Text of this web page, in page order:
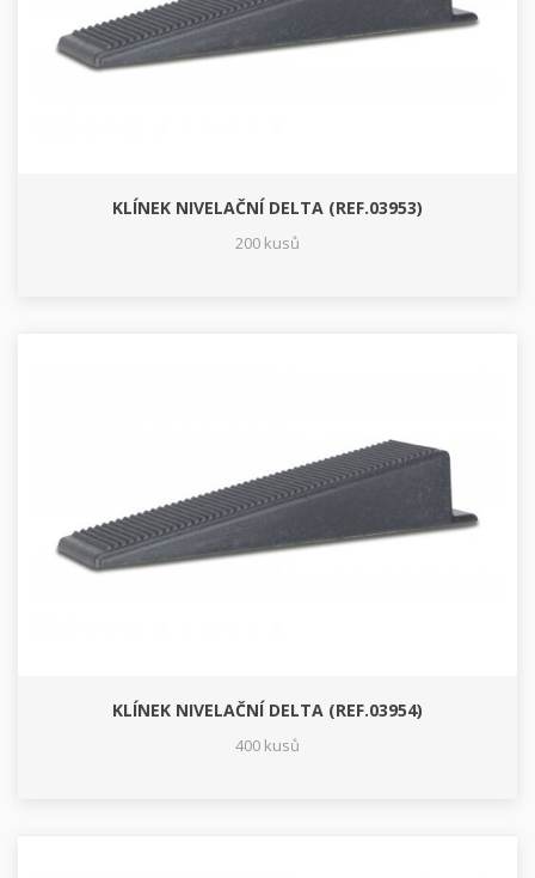
KLÍNEK NIVELAČNÍ DELTA (REF.03953)
200 kusů
KLÍNEK NIVELAČNÍ DELTA (REF.03954)
400 kusů